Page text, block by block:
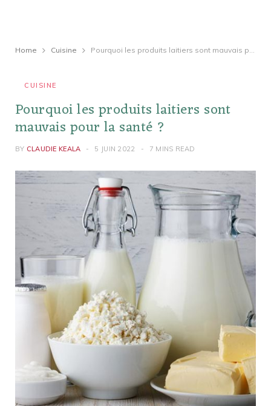
Home Cuisine Pourquoi les produits laitiers sont mauvais pour la santé ?
CUISINE
Pourquoi les produits laitiers sont
mauvais pour la santé ?
BY CLAUDIE KEALA 5 JUIN 2022 7 MINS READ